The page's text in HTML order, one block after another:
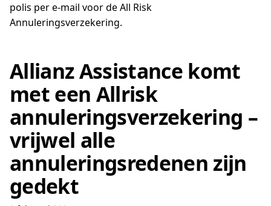
polis per e-mail voor de All Risk
Annuleringsverzekering.
Allianz Assistance komt
met een Allrisk
annuleringsverzekering –
vrijwel alle
annuleringsredenen zijn
gedekt